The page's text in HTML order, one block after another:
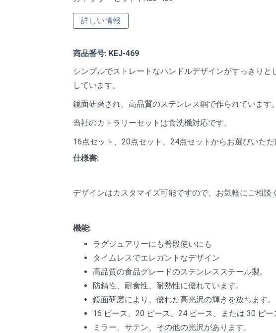
詳しい情報
商品番号: KEJ-469
シンプルでストレートなハンドルデザインがすっきり
しています。
鏡面研磨され、高品質のステンレス鋼で作られています。
当社のカトラリーセットは食洗機対応です。
16点セット、20点セット、24点セットからお選びいただ
仕様書:
デザインはカスタマイズ可能ですので、お気軽にご相談
機能:
ラグジュアリーにも普段使いにも
タイムレスでエレガントなデザイン
高品質の食品グレードのステンレススチール製。
防錆性、耐食性、耐熱性に優れています。
鏡面研磨により、優れた高光沢の輝きを放ちます。
16 ピース、20 ピース、24 ピース、または 30 ピー
ミラー、サテン、その他の光沢があります。